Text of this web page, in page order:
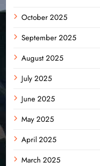
October 2025
September 2025
August 2025
July 2025
June 2025
May 2025
April 2025
March 2025